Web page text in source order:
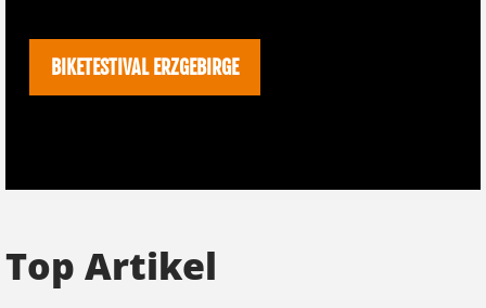
BIKETESTIVAL ERZGEBIRGE
Top Artikel